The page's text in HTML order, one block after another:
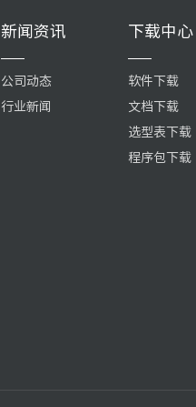
新闻资讯
公司动态
行业新闻
下载中心
软件下载
文档下载
选型表下载
程序包下载